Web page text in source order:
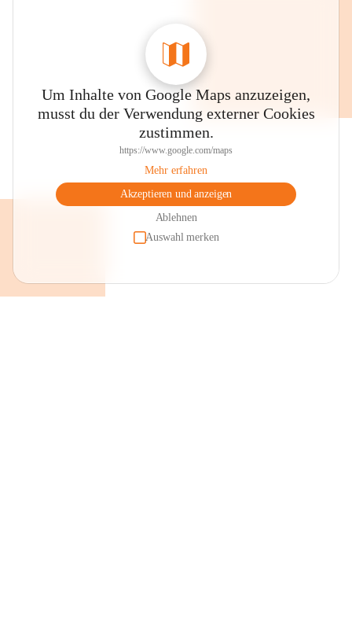
Um Inhalte von Google Maps anzuzeigen,
musst du der Verwendung externer Cookies
zustimmen.
https://www.google.com/maps
Mehr erfahren
Akzeptieren und anzeigen
Ablehnen
Auswahl merken